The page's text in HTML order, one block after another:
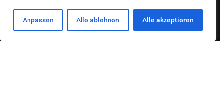
Anpassen Alle ablehnen Alle akzeptieren